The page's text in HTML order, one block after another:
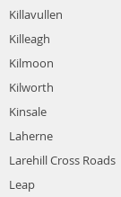
Killavullen
Killeagh
Kilmoon
Kilworth
Kinsale
Laherne
Larehill Cross Roads
Leap